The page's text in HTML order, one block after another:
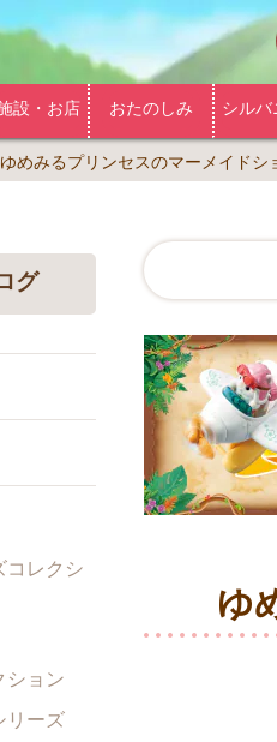
設・お店 おたのしみ シル
ゆめみるプリンセスのマーメイドシ
グ
コレクシ
ション
リーズ
ゆ